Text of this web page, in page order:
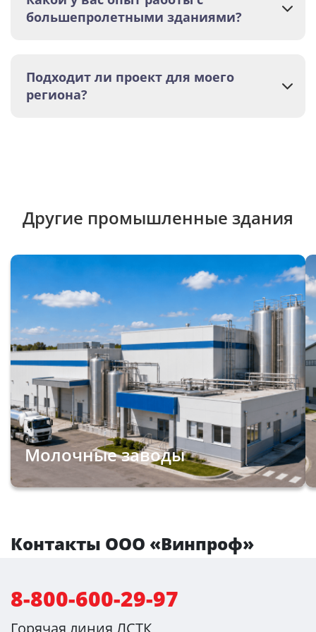
большепролетными зданиями?
Подходит ли проект для моего
региона?
Другие промышленные здания
Молочные заводы
Контакты ООО «Винпроф»
8-800-600-29-97